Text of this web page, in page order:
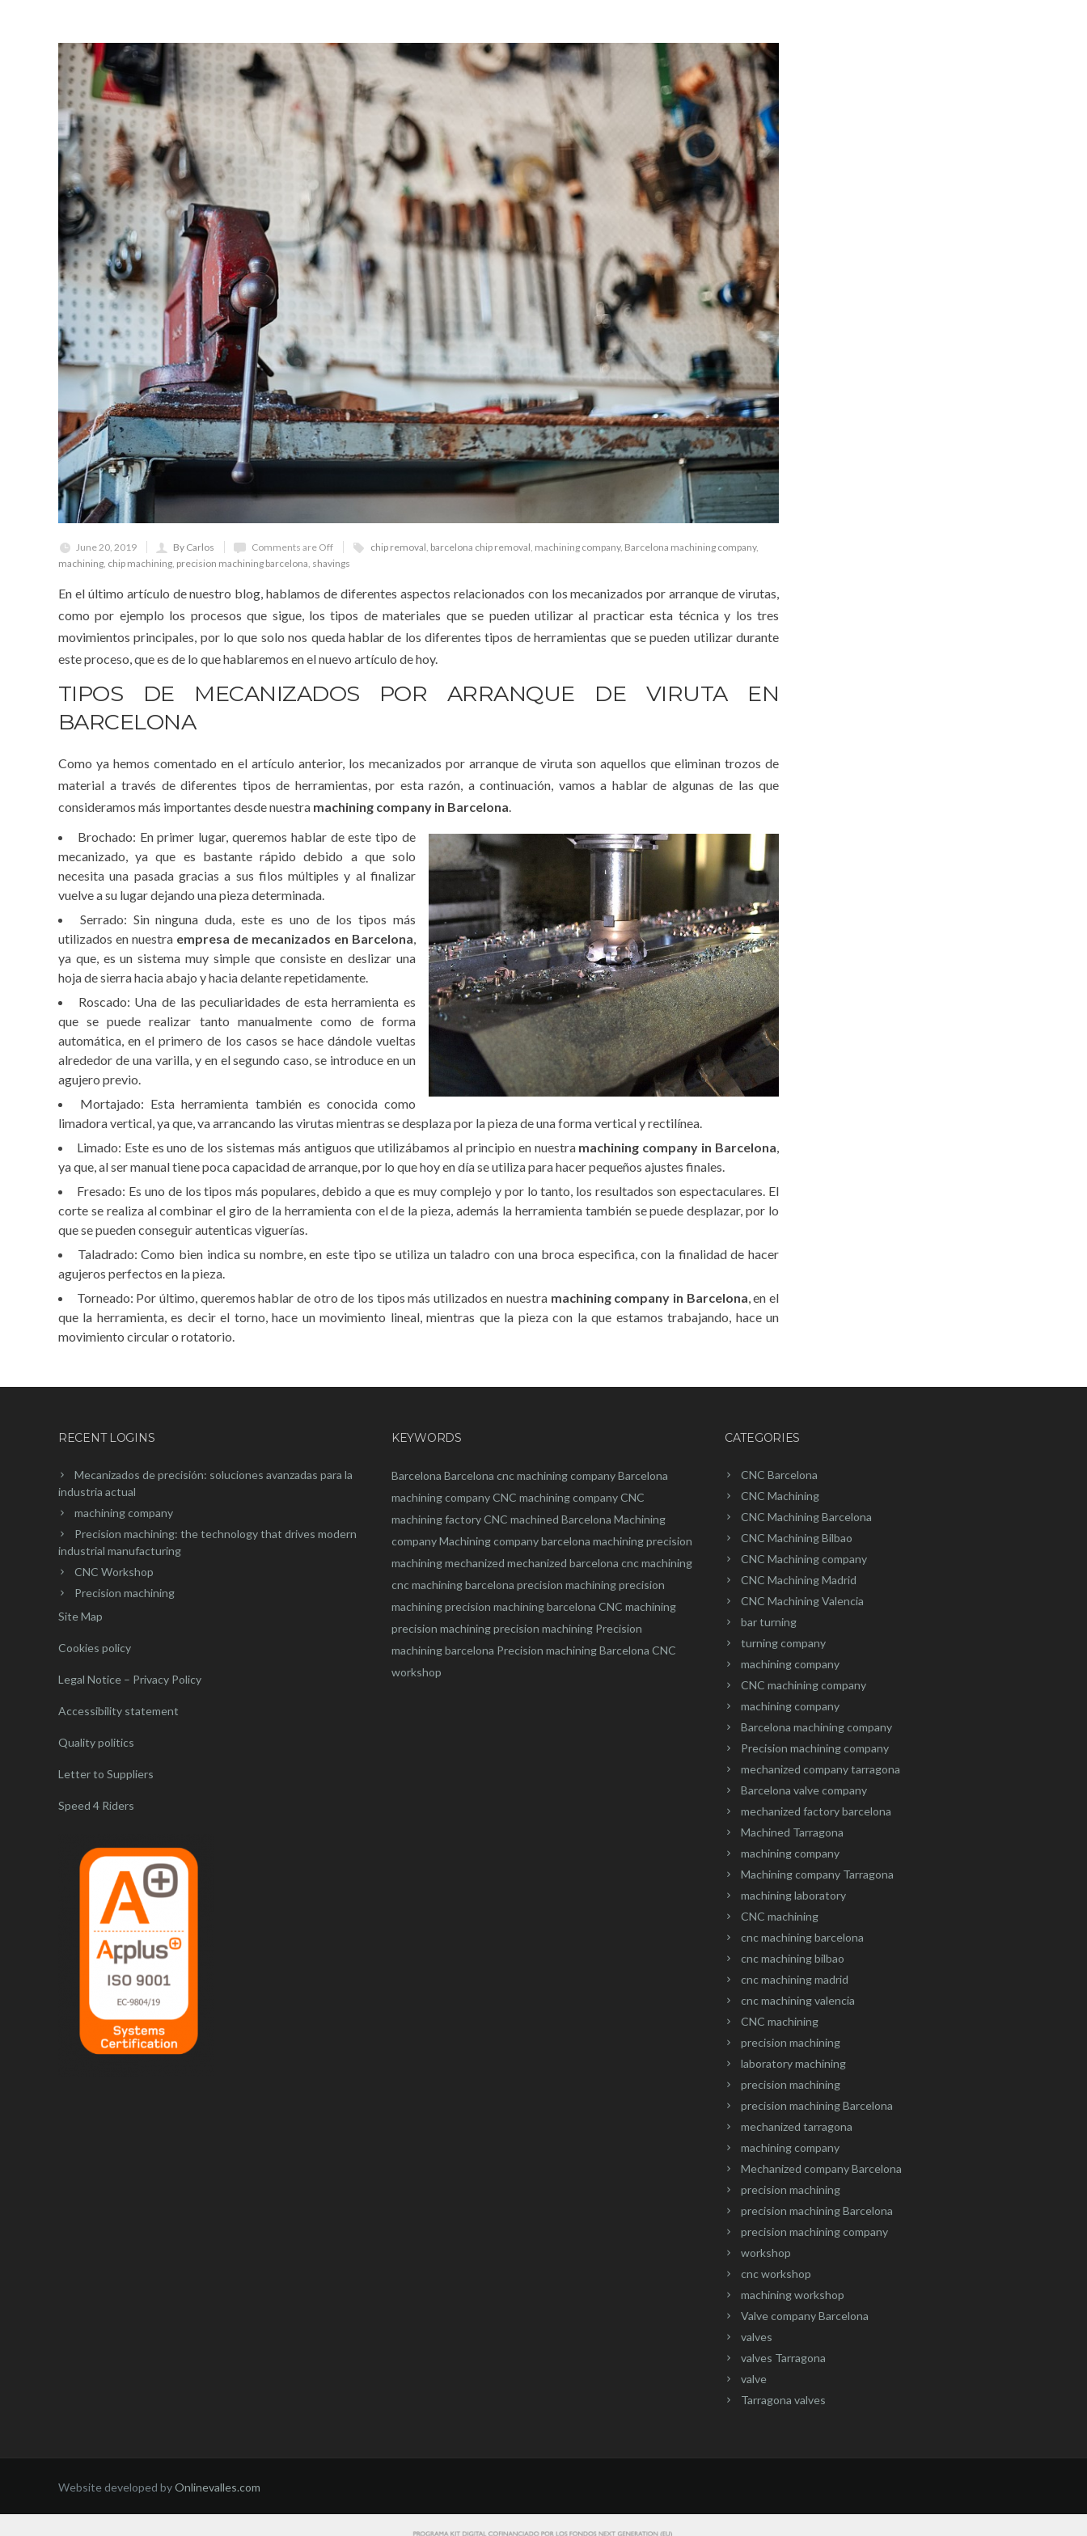
June 20, 2019 By Carlos Comments are Off chip removal, barcelona chip removal, machining company, Barcelona machining company,
machining, chip machining, precision machining barcelona, shavings
En el último artículo de nuestro blog, hablamos de diferentes aspectos relacionados con los mecanizados por arranque de virutas,
como por ejemplo los procesos que sigue, los tipos de materiales que se pueden utilizar al practicar esta técnica y los tres
movimientos principales, por lo que solo nos queda hablar de los diferentes tipos de herramientas que se pueden utilizar durante
este proceso, que es de lo que hablaremos en el nuevo artículo de hoy.
TIPOS DE MECANIZADOS POR ARRANQUE DE VIRUTA EN
BARCELONA
Como ya hemos comentado en el artículo anterior, los mecanizados por arranque de viruta son aquellos que eliminan trozos de
material a través de diferentes tipos de herramientas, por esta razón, a continuación, vamos a hablar de algunas de las que
consideramos más importantes desde nuestra machining company in Barcelona.
Brochado: En primer lugar, queremos hablar de este tipo de
mecanizado, ya que es bastante rápido debido a que solo
necesita una pasada gracias a sus filos múltiples y al finalizar
vuelve a su lugar dejando una pieza determinada.
Serrado: Sin ninguna duda, este es uno de los tipos más
utilizados en nuestra empresa de mecanizados en Barcelona,
ya que, es un sistema muy simple que consiste en deslizar una
hoja de sierra hacia abajo y hacia delante repetidamente.
Roscado: Una de las peculiaridades de esta herramienta es
que se puede realizar tanto manualmente como de forma
automática, en el primero de los casos se hace dándole vueltas
alrededor de una varilla, y en el segundo caso, se introduce en un
agujero previo.
Mortajado: Esta herramienta también es conocida como
limadora vertical, ya que, va arrancando las virutas mientras se desplaza por la pieza de una forma vertical y rectilínea.
Limado: Este es uno de los sistemas más antiguos que utilizábamos al principio en nuestra machining company in Barcelona,
ya que, al ser manual tiene poca capacidad de arranque, por lo que hoy en día se utiliza para hacer pequeños ajustes finales.
Fresado: Es uno de los tipos más populares, debido a que es muy complejo y por lo tanto, los resultados son espectaculares. El
corte se realiza al combinar el giro de la herramienta con el de la pieza, además la herramienta también se puede desplazar, por lo
que se pueden conseguir autenticas viguerías.
Taladrado: Como bien indica su nombre, en este tipo se utiliza un taladro con una broca especifica, con la finalidad de hacer
agujeros perfectos en la pieza.
Torneado: Por último, queremos hablar de otro de los tipos más utilizados en nuestra machining company in Barcelona, en el
que la herramienta, es decir el torno, hace un movimiento lineal, mientras que la pieza con la que estamos trabajando, hace un
movimiento circular o rotatorio.
RECENT LOGINS
Mecanizados de precisión: soluciones avanzadas para la
industria actual
machining company
Precision machining: the technology that drives modern
industrial manufacturing
CNC Workshop
Precision machining
Site Map
Cookies policy
Legal Notice – Privacy Policy
Accessibility statement
Quality politics
Letter to Suppliers
Speed 4 Riders
KEYWORDS
Barcelona Barcelona cncmachining companyBarcelona
machining companyCNC machining companyCNC
machining factoryCNC machined Barcelona Machining
companyMachining company barcelona machiningprecision
machiningmechanized mechanized barcelona cnc machining
cnc machining barcelona precision machiningprecision
machiningprecision machining barcelona CNC machining
precision machiningprecision machining Precision
machining barcelona Precision machining Barcelona CNC
workshop
CATEGORIES
CNC Barcelona
CNC Machining
CNC Machining Barcelona
CNC Machining Bilbao
CNC Machining company
CNC Machining Madrid
CNC Machining Valencia
bar turning
turning company
machining company
CNC machining company
machining company
Barcelona machining company
Precision machining company
mechanized company tarragona
Barcelona valve company
mechanized factory barcelona
Machined Tarragona
machining company
Machining company Tarragona
machining laboratory
CNC machining
cnc machining barcelona
cnc machining bilbao
cnc machining madrid
cnc machining valencia
CNC machining
precision machining
laboratory machining
precision machining
precision machining Barcelona
mechanized tarragona
machining company
Mechanized company Barcelona
precision machining
precision machining Barcelona
precision machining company
workshop
cnc workshop
machining workshop
Valve company Barcelona
valves
valves Tarragona
valve
Tarragona valves
Website developed byOnlinevalles.com